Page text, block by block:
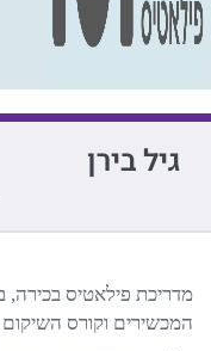
גיל בירן
מדריכת פילאטיס בכירה,
המכשירים וקורס